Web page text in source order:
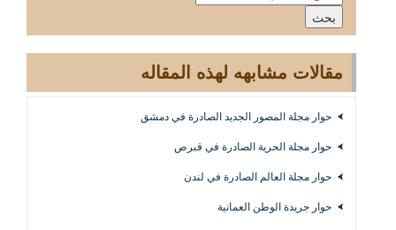
مقالات مشابهه لهذه المقاله
حوار مجلة المصور الجديد الصادرة في دمشق
حوار مجلة الحرية الصادرة في قبرص
حوار مجلة العالم الصادرة في لندن
حوار جريدة الوطن العمانية